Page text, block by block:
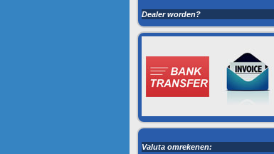
Dealer worden?
Valuta omrekenen: